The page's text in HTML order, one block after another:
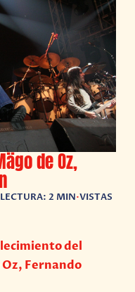
de Oz,
2 MIN•VISTAS
del
Fernando